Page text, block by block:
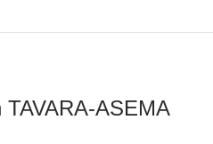
ASEMA